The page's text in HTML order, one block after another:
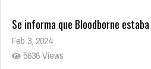
Se informa que Bloodborne
Feb 3, 2024
5636 Views